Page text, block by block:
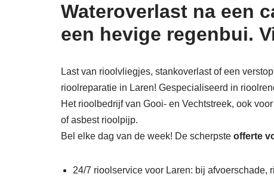
Wateroverlast na een
een hevige regenbui.
Last van rioolvliegjes, stankoverlast of een
rioolreparatie in Laren! Gespecialiseerd in
Het rioolbedrijf van Gooi- en Vechtstreek, ook
of asbest rioolpijp.
Bel elke dag van de week! De scherpste offerte
24/7 rioolservice voor Laren: bij afvoerschade,